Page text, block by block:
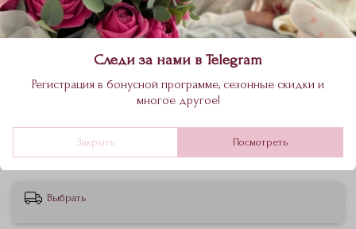
Размер
S M L XL
5 980 ₽
В корзину
Выбрать
Следи за нами в Telegram
Регистрация в бонусной программе, сезонные скидки и
многое другое!
Закрыть Посмотреть